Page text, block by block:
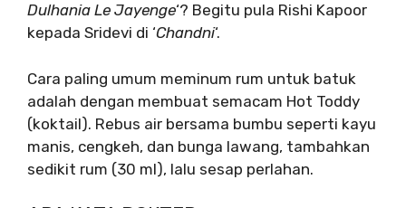
Dulhania Le Jayenge‘? Begitu pula Rishi Kapoor
kepada Sridevi di ‘Chandni‘.
Cara paling umum meminum rum untuk batuk
adalah dengan membuat semacam Hot Toddy
(koktail). Rebus air bersama bumbu seperti kayu
manis, cengkeh, dan bunga lawang, tambahkan
sedikit rum (30 ml), lalu sesap perlahan.